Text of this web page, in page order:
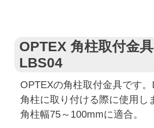
OPTEX 角柱取付金
LBS04
OPTEXの角柱取付金具です
角柱に取り付ける際に使用し
角柱幅75～100mmに適合。